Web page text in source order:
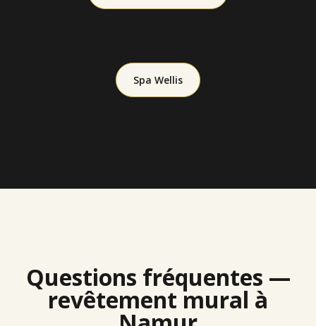
Spa Wellis
Questions fréquentes —
revêtement mural à